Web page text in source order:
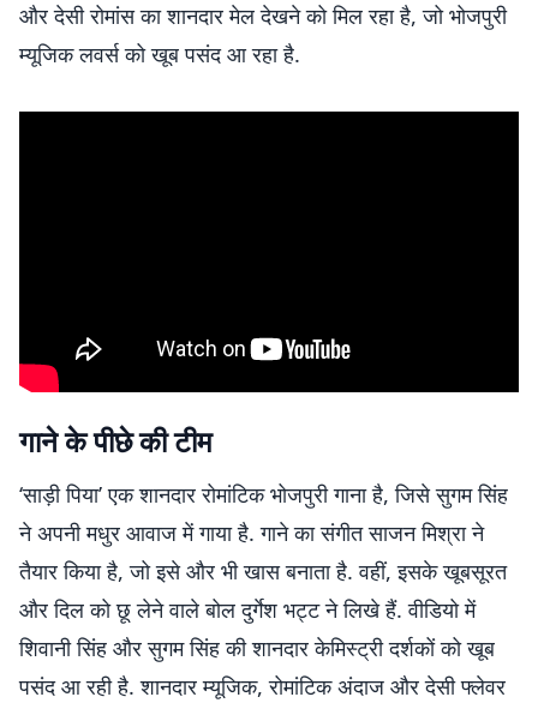
और देसी रोमांस का शानदार मेल देखने को मिल रहा है, जो भोजपुरी
म्यूजिक लवर्स को खूब पसंद आ रहा है.
गाने के पीछे की टीम
‘साड़ी पिया’ एक शानदार रोमांटिक भोजपुरी गाना है, जिसे सुगम सिंह
ने अपनी मधुर आवाज में गाया है. गाने का संगीत साजन मिश्रा ने
तैयार किया है, जो इसे और भी खास बनाता है. वहीं, इसके खूबसूरत
और दिल को छू लेने वाले बोल दुर्गेश भट्ट ने लिखे हैं. वीडियो में
शिवानी सिंह और सुगम सिंह की शानदार केमिस्ट्री दर्शकों को खूब
पसंद आ रही है. शानदार म्यूजिक, रोमांटिक अंदाज और देसी फ्लेवर